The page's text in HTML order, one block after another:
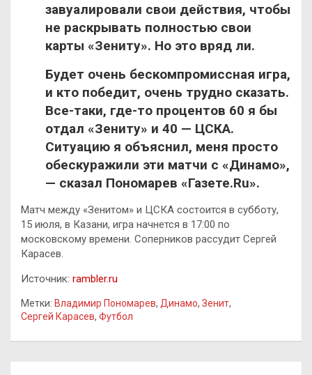
завуалировали свои действия, чтобы
не раскрывать полностью свои
карты «Зениту». Но это вряд ли.
Будет очень бескомпромиссная игра,
и кто победит, очень трудно сказать.
Все-таки, где-то процентов 60 я бы
отдал «Зениту» и 40 — ЦСКА.
Ситуацию я объяснил, меня просто
обескуражили эти матчи с «Динамо»,
— сказал Пономарев «Газете.Ru».
Матч между «Зенитом» и ЦСКА состоится в субботу,
15 июля, в Казани, игра начнется в 17:00 по
московскому времени. Соперников рассудит Сергей
Карасев.
Источник: rambler.ru
Метки: Владимир Пономарев, Динамо, Зенит,
Сергей Карасев, Футбол